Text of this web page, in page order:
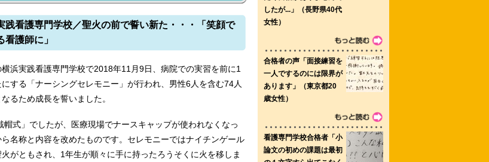
門学校 岡山赤十字看護専門学校 名古屋市立中央看護専門学校助産学科
立各看護専門学校 国際医療福祉大学塩谷看護専門学校 駒澤大学文学部心理学科
践看護専門学校／聖火の前で誓い新た・・・「笑顔で
看護師に」
浜実践看護専門学校で2018年11月9日、病院での実習を前に1
する「ナーシングセレモニー」が行われ、男性6人を含む74人
るため成長を誓いました。
帽式」でしたが、医療現場でナースキャップが使われなくなっ
名称と内容を改めたものです。セレモニーではナイチンゲール
がともされ、1年生が順々に手に持ったろうそくに火を移しま